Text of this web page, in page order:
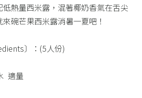
熱量西米露，混著椰奶香氣在舌尖
碗芒果西米露消暑一夏吧！​
〕：(5人份)​
適量​